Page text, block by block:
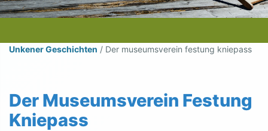
Unkener Geschichten / Der museumsverein festung kniepass
Der Museumsverein Festung
Kniepass